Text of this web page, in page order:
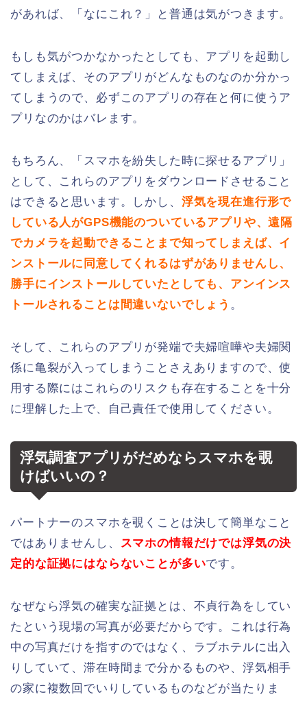
があれば、「なにこれ？」と普通は気がつきます。
もしも気がつかなかったとしても、アプリを起動し
てしまえば、そのアプリがどんなものなのか分かっ
てしまうので、必ずこのアプリの存在と何に使うア
プリなのかはバレます。
もちろん、「スマホを紛失した時に探せるアプリ」
として、これらのアプリをダウンロードさせること
はできると思います。しかし、 浮気を現在進行形で
している人がGPS機能のついているアプリや、遠隔
でカメラを起動できることまで知ってしまえば、イ
ンストールに同意してくれるはずがありませんし、
勝手にインストールしていたとしても、アンインス
トールされることは間違いないでしょう 。
そして、これらのアプリが発端で夫婦喧嘩や夫婦関
係に亀裂が入ってしまうことさえありますので、使
用する際にはこれらのリスクも存在することを十分
に理解した上で、自己責任で使用してください。
浮気調査アプリがだめならスマホを覗
けばいいの？
パートナーのスマホを覗くことは決して簡単なこと
ではありませんし、 スマホの情報だけでは浮気の決
定的な証拠にはならないことが多いです。
なぜなら浮気の確実な証拠とは、不貞行為をしてい
たという現場の写真が必要だからです。これは行為
中の写真だけを指すのではなく、ラブホテルに出入
りしていて、滞在時間まで分かるものや、浮気相手
の家に複数回でいりしているものなどが当たりま